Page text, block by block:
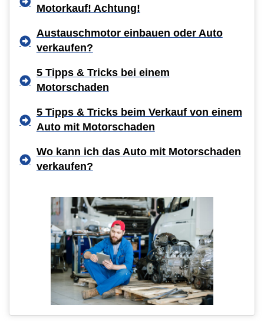
Motorkauf! Achtung!
Austauschmotor einbauen oder Auto
verkaufen?
5 Tipps & Tricks bei einem
Motorschaden
5 Tipps & Tricks beim Verkauf von einem
Auto mit Motorschaden
Wo kann ich das Auto mit Motorschaden
verkaufen?